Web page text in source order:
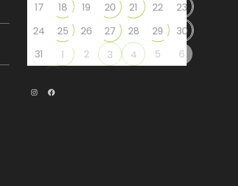
17
18 19 20 21 22
23
24
25 26 27 28 29
30
31
1 2 3 4 5 6